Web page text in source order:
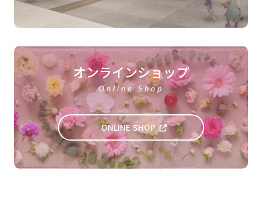
オンラインショップ
Online Shop
ONLINE SHOP